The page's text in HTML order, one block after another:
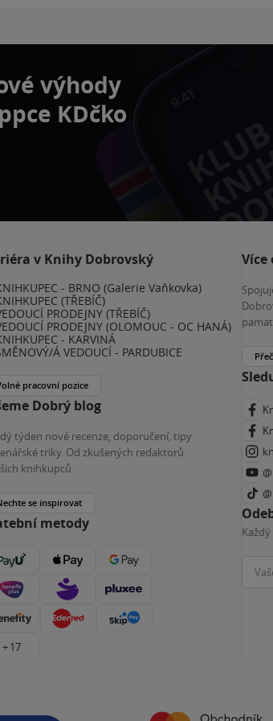
výhody
KDčko
v Knihy Dobrovský
- BRNO (Galerie Vaňkovka)
(TŘEBÍČ)
PRODEJNY (TŘEBÍČ)
PRODEJNY (OLOMOUC - OC HANÁ)
- KARVINÁ
Á VEDOUCÍ - PARDUBICE
pracovní pozice
Dobrý blog
týden nové recenze, doporučení, tipy
triky. Od zkušených redaktorů
knihkupců.
se inspirovat
metody
+ 17
Více